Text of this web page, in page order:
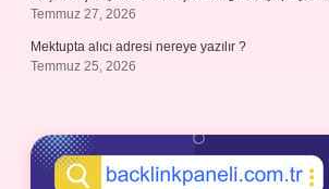
Temmuz 27, 2026
Mektupta alıcı adresi nereye yazılır ?
Temmuz 25, 2026